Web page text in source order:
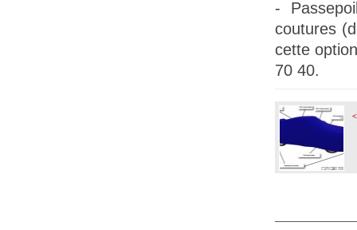
-
coutures
cette
70 40.